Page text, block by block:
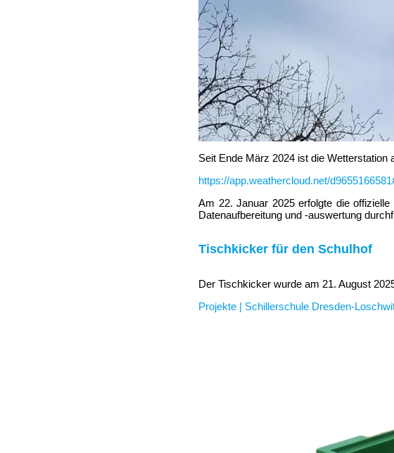
Seit Ende März 2024 ist die
https://app.weathercloud.net/
Am 22. Januar 2025 erfolgte die
Datenaufbereitung und -auswertung
Tischkicker für den Schulhof
Der Tischkicker wurde am 21. August
Projekte | Schillerschule Dresden-